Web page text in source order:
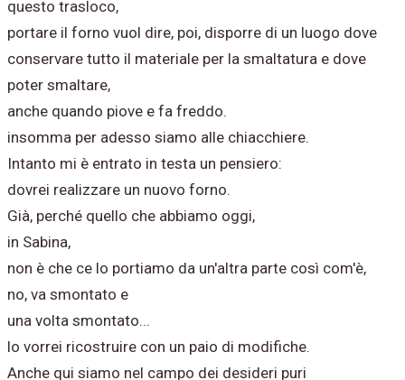
questo trasloco,
portare il forno vuol dire, poi, disporre di un luogo dove
conservare tutto il materiale per la smaltatura e dove
poter smaltare,
anche quando piove e fa freddo.
insomma per adesso siamo alle chiacchiere.
Intanto mi è entrato in testa un pensiero:
dovrei realizzare un nuovo forno.
Già, perché quello che abbiamo oggi,
in Sabina,
non è che ce lo portiamo da un'altra parte così com'è,
no, va smontato e
una volta smontato...
lo vorrei ricostruire con un paio di modifiche.
Anche qui siamo nel campo dei desideri puri